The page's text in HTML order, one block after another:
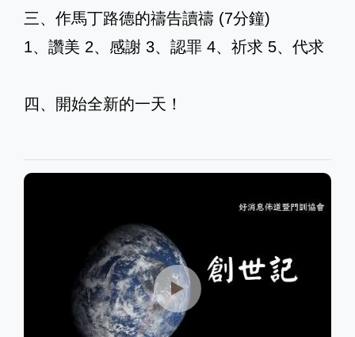
三、作馬丁路德的禱告讀禱 (7分鐘)
1、讚美 2、感謝 3、認罪 4、祈求 5、代求
四、開始全新的一天！